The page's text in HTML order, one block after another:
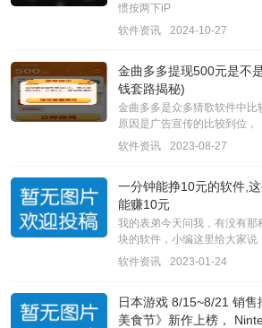
惯按两下iP
软件资讯
2024-10-27
金曲多多提现500元是不
钱套路揭秘)
金曲多多是众多猜歌软件中比
原因是广告宣传的比较到位，
软件资讯
2023-08-27
一分钟能挣10元的软件,
能赚10元
我的表弟今天问我，有没有那
块的软件，小编这里给大家说
软件资讯
2023-01-24
日本游戏 8/15~8/21 销
美食节》新作上榜，